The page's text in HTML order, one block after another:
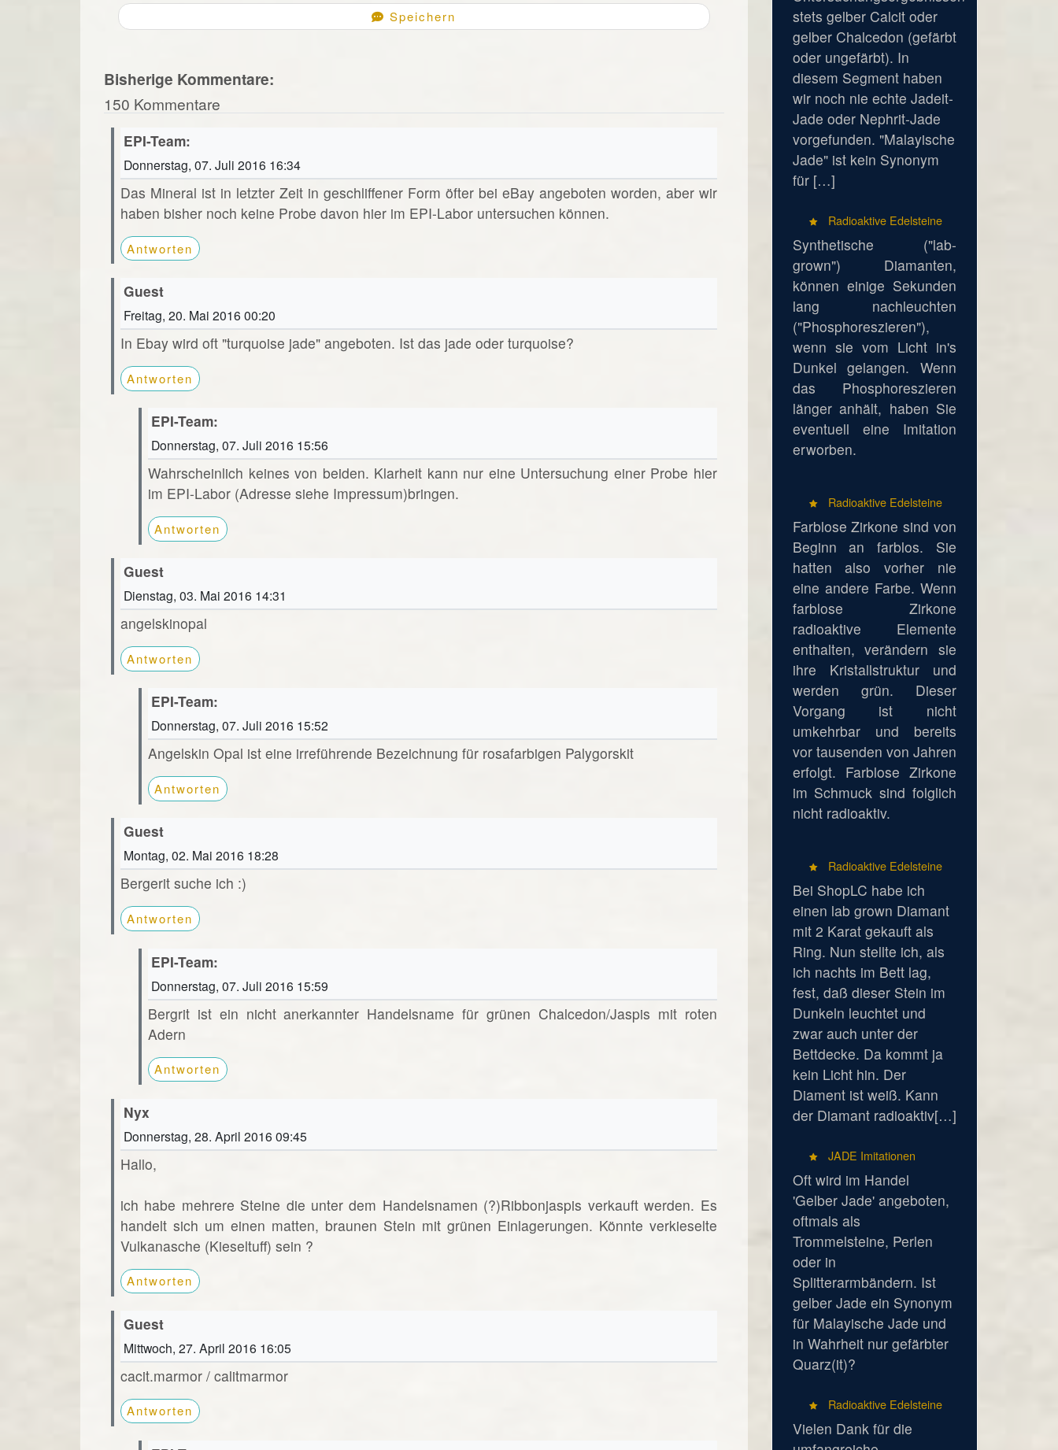
Speichern
Bisherige Kommentare:
150 Kommentare
EPI-Team:
Donnerstag, 07. Juli 2016 16:34
Das Mineral ist in letzter Zeit in geschliffener Form öfter bei eBay angeboten worden, aber wir
haben bisher noch keine Probe davon hier im EPI-Labor untersuchen können.
Antworten
Guest
Freitag, 20. Mai 2016 00:20
In Ebay wird oft "turquoise jade" angeboten. Ist das jade oder turquoise?
Antworten
EPI-Team:
Donnerstag, 07. Juli 2016 15:56
Wahrscheinlich keines von beiden. Klarheit kann nur eine Untersuchung einer Probe hier
im EPI-Labor (Adresse siehe Impressum)bringen.
Antworten
Guest
Dienstag, 03. Mai 2016 14:31
angelskinopal
Antworten
EPI-Team:
Donnerstag, 07. Juli 2016 15:52
Angelskin Opal ist eine irreführende Bezeichnung für rosafarbigen Palygorskit
Antworten
Guest
Montag, 02. Mai 2016 18:28
Bergerit suche ich :)
Antworten
EPI-Team:
Donnerstag, 07. Juli 2016 15:59
Bergrit ist ein nicht anerkannter Handelsname für grünen Chalcedon/Jaspis mit roten
Adern
Antworten
Nyx
Donnerstag, 28. April 2016 09:45
Hallo,
ich habe mehrere Steine die unter dem Handelsnamen (?)Ribbonjaspis verkauft werden. Es
handelt sich um einen matten, braunen Stein mit grünen Einlagerungen. Könnte verkieselte
Vulkanasche (Kieseltuff) sein ?
Antworten
Guest
Mittwoch, 27. April 2016 16:05
cacit.marmor / calitmarmor
Antworten
stets gelber Calcit oder
gelber Chalcedon (gefärbt
oder ungefärbt). In
diesem Segment haben
wir noch nie echte Jadeit-
Jade oder Nephrit-Jade
vorgefunden. "Malayische
Jade" ist kein Synonym
für […]
Radioaktive Edelsteine
Synthetische ("lab-
grown") Diamanten,
können einige Sekunden
lang nachleuchten
("Phosphoreszieren"),
wenn sie vom Licht in's
Dunkel gelangen. Wenn
das Phosphoreszieren
länger anhält, haben Sie
eventuell eine Imitation
erworben.
Radioaktive Edelsteine
Farblose Zirkone sind von
Beginn an farblos. Sie
hatten also vorher nie
eine andere Farbe. Wenn
farblose Zirkone
radioaktive Elemente
enthalten, verändern sie
ihre Kristallstruktur und
werden grün. Dieser
Vorgang ist nicht
umkehrbar und bereits
vor tausenden von Jahren
erfolgt. Farblose Zirkone
im Schmuck sind folglich
nicht radioaktiv.
Radioaktive Edelsteine
Bei ShopLC habe ich
einen lab grown Diamant
mit 2 Karat gekauft als
Ring. Nun stellte ich, als
ich nachts im Bett lag,
fest, daß dieser Stein im
Dunkeln leuchtet und
zwar auch unter der
Bettdecke. Da kommt ja
kein Licht hin. Der
Diament ist weiß. Kann
der Diamant radioaktiv[…]
JADE Imitationen
Oft wird im Handel
'Gelber Jade' angeboten,
oftmals als
Trommelsteine, Perlen
oder in
Splitterarmbändern. Ist
gelber Jade ein Synonym
für Malayische Jade und
in Wahrheit nur gefärbter
Quarz(it)?
Radioaktive Edelsteine
Vielen Dank für die